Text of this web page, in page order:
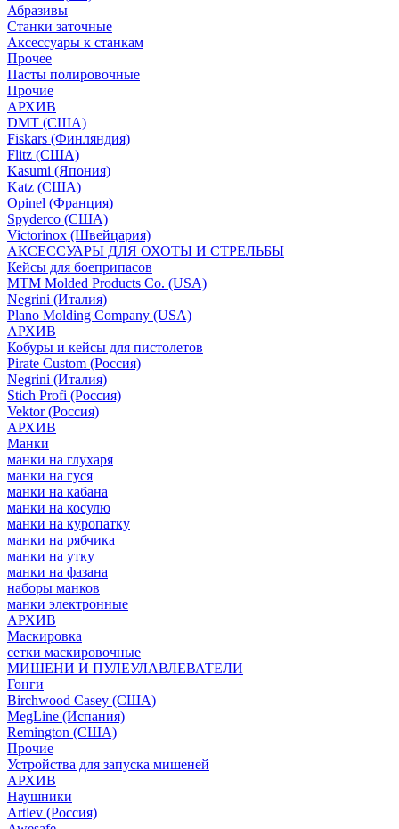
Абразивы
Станки заточные
Аксессуары к станкам
Прочее
Пасты полировочные
Прочие
АРХИВ
DMT (США)
Fiskars (Финляндия)
Flitz (США)
Kasumi (Япония)
Katz (США)
Opinel (Франция)
Spyderco (США)
Victorinox (Швейцария)
АКСЕССУАРЫ ДЛЯ ОХОТЫ И СТРЕЛЬБЫ
Кейсы для боеприпасов
MTM Molded Products Co. (USA)
Negrini (Италия)
Plano Molding Company (USA)
АРХИВ
Кобуры и кейсы для пистолетов
Pirate Custom (Россия)
Negrini (Италия)
Stich Profi (Россия)
Vektor (Россия)
АРХИВ
Манки
манки на глухаря
манки на гуся
манки на кабана
манки на косулю
манки на куропатку
манки на рябчика
манки на утку
манки на фазана
наборы манков
манки электронные
АРХИВ
Маскировка
сетки маскировочные
МИШЕНИ И ПУЛЕУЛАВЛЕВАТЕЛИ
Гонги
Birchwood Casey (США)
MegLine (Испания)
Remington (США)
Прочие
Устройства для запуска мишеней
АРХИВ
Наушники
Artlev (Россия)